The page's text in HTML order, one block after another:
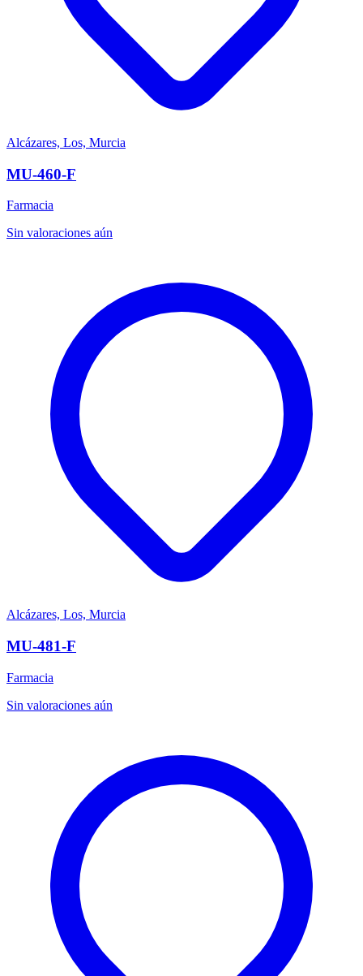
Alcázares, Los, Murcia
MU-460-F
Farmacia
Sin valoraciones aún
Alcázares, Los, Murcia
MU-481-F
Farmacia
Sin valoraciones aún